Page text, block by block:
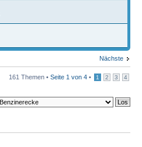
Nächste
161 Themen • Seite 1 von 4 • 1 2 3 4